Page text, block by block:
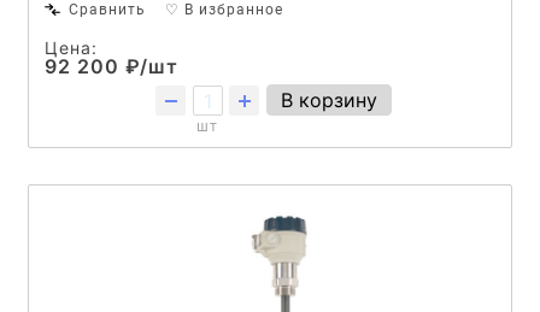
Сравнить ♡ В избранное
Цена:
92 200 ₽/шт
шт
В корзину